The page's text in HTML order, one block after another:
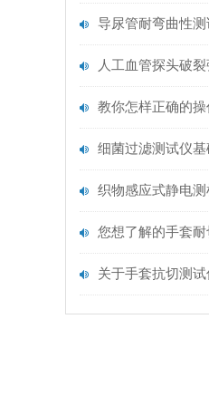
关于手套抗切测